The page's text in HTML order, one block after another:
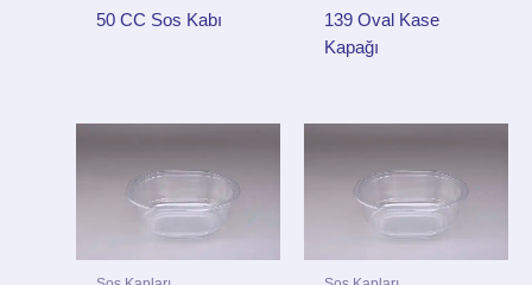
50 CC Sos Kabı
139 Oval Kase
Kapağı